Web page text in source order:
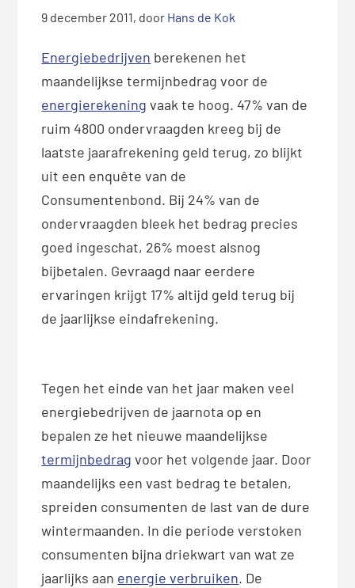
9 december 2011, door Hans de Kok
Energiebedrijven berekenen het
maandelijkse termijnbedrag voor de
energierekening vaak te hoog. 47% van de
ruim 4800 ondervraagden kreeg bij de
laatste jaarafrekening geld terug, zo blijkt
uit een enquête van de
Consumentenbond. Bij 24% van de
ondervraagden bleek het bedrag precies
goed ingeschat, 26% moest alsnog
bijbetalen. Gevraagd naar eerdere
ervaringen krijgt 17% altijd geld terug bij
de jaarlijkse eindafrekening.
Tegen het einde van het jaar maken veel
energiebedrijven de jaarnota op en
bepalen ze het nieuwe maandelijkse
termijnbedrag voor het volgende jaar. Door
maandelijks een vast bedrag te betalen,
spreiden consumenten de last van de dure
wintermaanden. In die periode verstoken
consumenten bijna driekwart van wat ze
jaarlijks aan energie verbruiken. De